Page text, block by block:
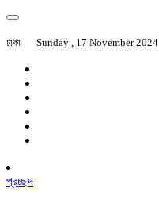
ঢাকা Sunday , 17 November 2024
প্রচ্ছদ